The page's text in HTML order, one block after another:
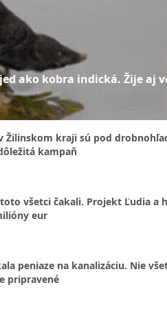
ako kobra indická. Žije aj
Žilinskom kraji sú pod
kampaň
toto všetci čakali. Projekt Ľudia a
eur
peniaze na kanalizáciu. Nie
pripravené